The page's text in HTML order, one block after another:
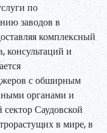
по
заводов в
комплексный
консультаций и
с обширным
органами и
Саудовской
в мире, в